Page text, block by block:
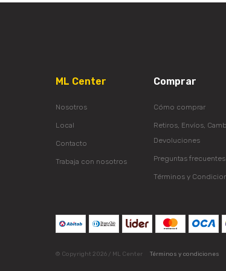
ML Center
Nosotros
Local
Contacto
Trabaja con nosotros
Comprar
Cómo comprar
Retiros, Envíos,
Devoluciones
Preguntas frecuentes
Términos y
© Copyright 2026 / ML Center Términos y condiciones